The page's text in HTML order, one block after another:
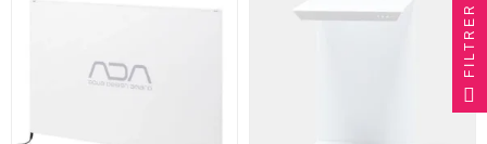
FILTRER